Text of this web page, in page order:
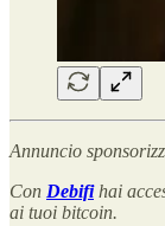
Annuncio
Con Debifihai
ai tuoi bitcoin.